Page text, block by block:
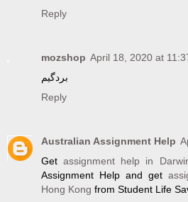
Reply
mozshop April 18, 2020 at
بردگیم
Reply
Australian Assignment Help
Getassignment help in
Assignment Help and get
Hong Kong from Student Life